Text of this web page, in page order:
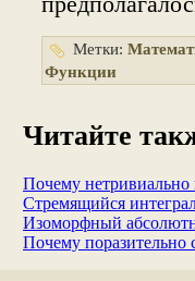
Метки:
Функции
Читайте
Почему нетривиально
Стремящийся
Изоморфный
Почему поразительно